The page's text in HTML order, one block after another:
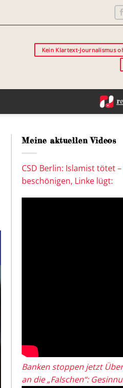
Kein Klartext-Journalismus
Meine aktuellen Videos
CSD Berlin: Islamist tötet
beschönigen, Linke lügt:
Banken stoppen jetzt
an die „Falschen“: